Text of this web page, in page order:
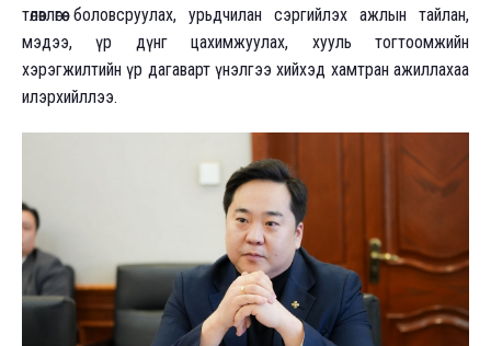
төлөвлөгөө боловсруулах, урьдчилан сэргийлэх ажлын тайлан,
мэдээ, үр дүнг цахимжуулах, хууль тогтоомжийн
хэрэгжилтийн үр дагаварт үнэлгээ хийхэд хамтран ажиллахаа
илэрхийллээ.